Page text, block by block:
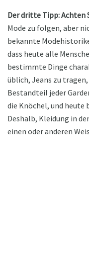
Der dritte Tipp: Achten
Mode zu folgen, aber
bekannte
dass heute alle
bestimmte Dinge
üblich, Jeans zu
Bestandteil jeder
die Knöchel, und heute
Deshalb, Kleidung in
einen oder anderen